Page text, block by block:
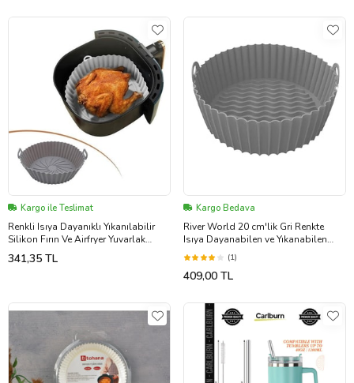
Kargo ile Teslimat
Renkli Isıya Dayanıklı Yıkanılabilir
Silikon Fırın Ve Airfryer Yuvarlak
Pişirme Matı 20 Cm (5343)
341,35 TL
Kargo Bedava
River World 20 cm'lik Gri Renkte
Isıya Dayanabilen ve Yıkanabilen
Yuvarlak Silikon Airfryer ve Fırın Matı
(1)
409,00 TL